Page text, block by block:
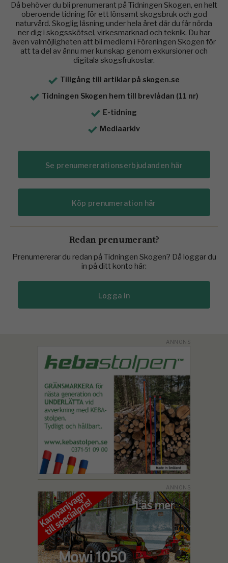
Då behöver du bli prenumerant på Tidningen Skogen, en helt
oberoende tidning för ett lönsamt skogsbruk och god
naturvård. Skoglig läsning under hela året där du får nörda
ner dig i skogsskötsel, virkesmarknad och teknik. Du har
även valmöjligheten att bli medlem i Föreningen Skogen för
att ta del av ännu mer kunskap genom exkursioner och
digitala skogsfrukostar.
Tillgång till artiklar på skogen.se
Tidningen Skogen hem till brevlådan (11 nr)
E-tidning
Mediaarkiv
Se prenumererationserbjudanden här
Köp prenumeration här
Redan prenumerant?
Prenumererar du redan på Tidningen Skogen? Då loggar du
in på ditt konto här:
Logga in